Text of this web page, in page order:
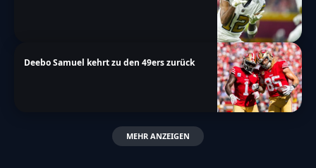
Deebo Samuel kehrt zu den 49ers zurück
MEHR ANZEIGEN